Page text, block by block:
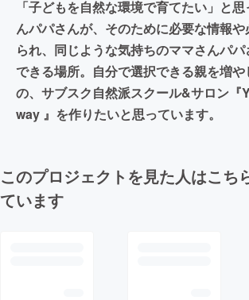
「子どもを自然な環境で育てたい」と
んパパさんが、そのために必要な情報
られ、同じような気持ちのママさんパ
できる場所。自分で選択できる親を増
の、サブスク自然派スクール&サロン
way 』を作りたいと思っています。
このプロジェクトを見た人はこち
ています